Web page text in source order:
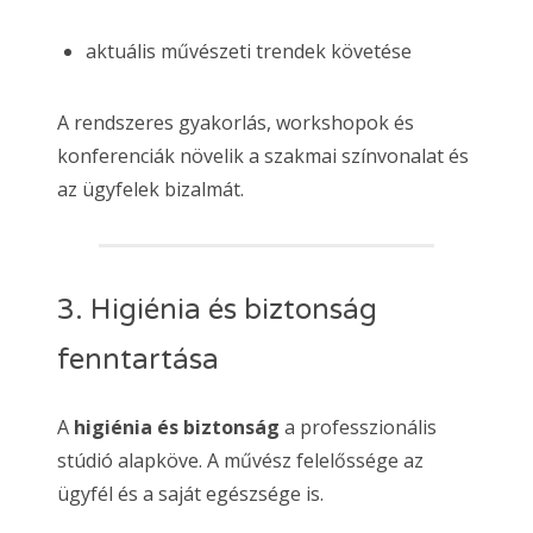
aktuális művészeti trendek követése
A rendszeres gyakorlás, workshopok és
konferenciák növelik a szakmai színvonalat és
az ügyfelek bizalmát.
3. Higiénia és biztonság
fenntartása
A higiénia és biztonság a professzionális
stúdió alapköve. A művész felelőssége az
ügyfél és a saját egészsége is.